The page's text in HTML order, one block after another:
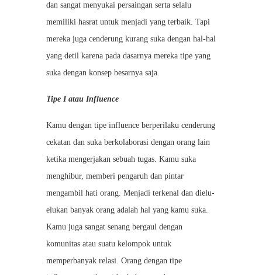
dan sangat menyukai persaingan serta selalu
memiliki hasrat untuk menjadi yang terbaik. Tapi
mereka juga cenderung kurang suka dengan hal-hal
yang detil karena pada dasarnya mereka tipe yang
suka dengan konsep besarnya saja.
Tipe I atau Influence
Kamu dengan tipe influence berperilaku cenderung
cekatan dan suka berkolaborasi dengan orang lain
ketika mengerjakan sebuah tugas. Kamu suka
menghibur, memberi pengaruh dan pintar
mengambil hati orang. Menjadi terkenal dan dielu-
elukan banyak orang adalah hal yang kamu suka.
Kamu juga sangat senang bergaul dengan
komunitas atau suatu kelompok untuk
memperbanyak relasi. Orang dengan tipe